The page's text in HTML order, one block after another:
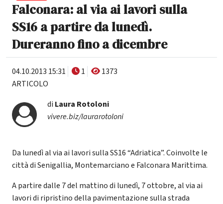
Falconara: al via ai lavori sulla
SS16 a partire da lunedì.
Dureranno fino a dicembre
04.10.2013 15:31 1
1373
ARTICOLO
di Laura Rotoloni
vivere.biz/laurarotoloni
Da lunedì al via ai lavori sulla SS16 “Adriatica”. Coinvolte le
città di Senigallia, Montemarciano e Falconara Marittima.
A partire dalle 7 del mattino di lunedì, 7 ottobre, al via ai
lavori di ripristino della pavimentazione sulla strada